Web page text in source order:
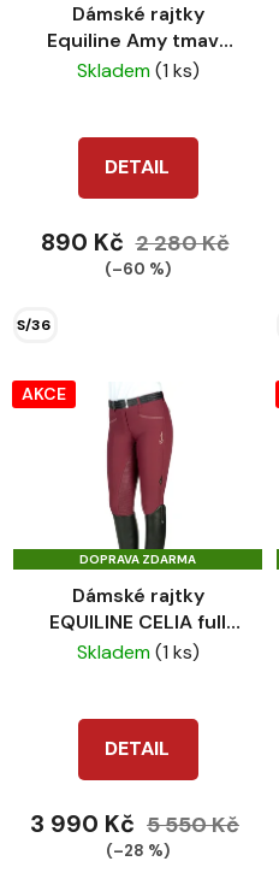
Dámské rajtky
Equiline Amy tmavě
modré
Skladem(1 ks)
DETAIL
890 Kč 2 280 Kč
(–60 %)
S/36
AKCE
DOPRAVA ZDARMA
Dámské rajtky
EQUILINE CELIA full
grip bordo
Skladem(1 ks)
DETAIL
3 990 Kč 5 550 Kč
(–28 %)